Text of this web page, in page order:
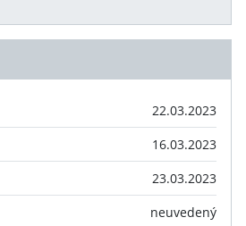
22.03.2023
16.03.2023
23.03.2023
neuvedený